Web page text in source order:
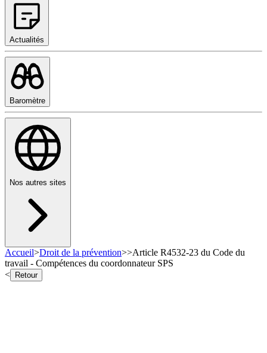
Actualités
Baromètre
Nos autres sites
Accueil>Droit de la prévention>>Article R4532-23 du Code du
travail - Compétences du coordonnateur SPS
<
Retour